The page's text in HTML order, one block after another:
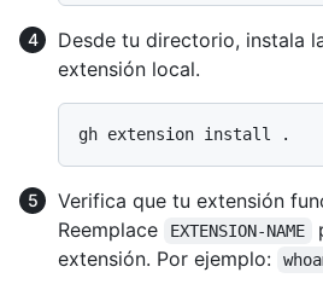
Desde tu directorio, instala
extensión local.
Verifica que tu extensión
Reemplace
EXTENSION-NAME
extensión. Por ejemplo: